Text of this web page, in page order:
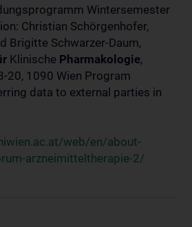
Wintersemester
Christian Schörgenhofer,
Brigitte Schwarzer-Daum,
Klinische Pharmakologie,
20, 1090 Wien Program
data to external parties in
web/en/about-
arzneimitteltherapie-2/